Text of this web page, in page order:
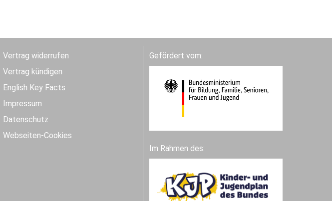
Vertrag widerrufen
Vertrag kündigen
English Key Facts
Impressum
Datenschutz
Webseiten-Cookies
Gefördert vom:
Im Rahmen des: